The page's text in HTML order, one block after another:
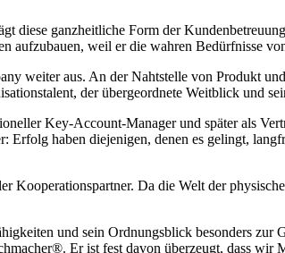
ganzheitliche Form der
weil er die wahren Bedürfnisse
weiter aus. An der Nahtstelle von Produkt
der übergeordnete Weitblick und
Key-Account-Manager und später als
haben diejenigen, denen es gelingt,
Da die Welt der
und sein Ordnungsblick besonders
Er ist fest davon überzeugt,